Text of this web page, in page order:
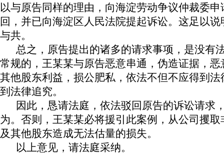
以与原告同样的理由，向海淀劳动争议仲裁委
回，并已向海淀区人民法院提起诉讼。这足以
与共。
总之，原告提出的诸多的请求事项，是没有
常规的，王某某与原告恶意串通，伪造证据，
其他股东利益，损公肥私，依法不但不应得到
到法律追究。
因此，恳请法庭，依法驳回原告的诉讼请求
为。否则，王某某必将援引此案例，从公司攫
及其他股东造成无法估量的损失。
以上意见，请法庭采纳。